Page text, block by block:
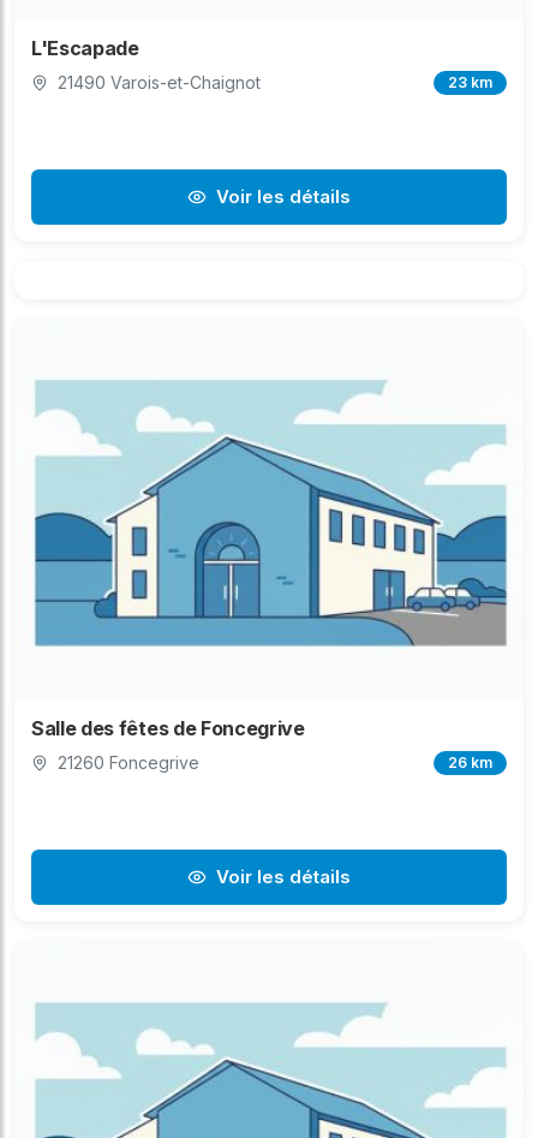
L'Escapade
21490 Varois-et-Chaignot 23 km
Voir les détails
Salle des fêtes de Foncegrive
21260 Foncegrive 26 km
Voir les détails